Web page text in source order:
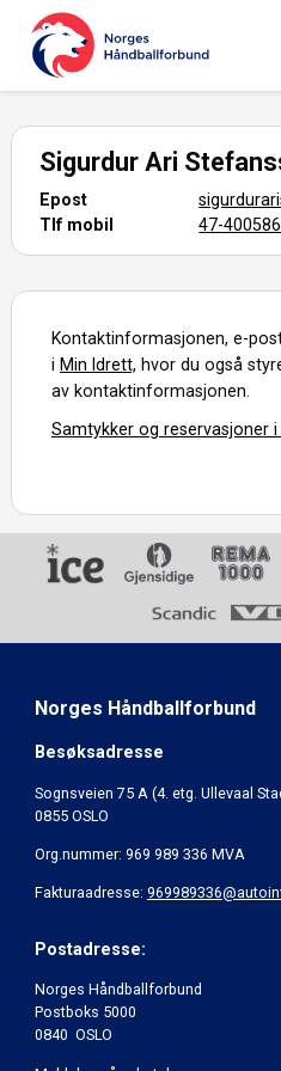
Sigurdur Ari
Epost
Tlf mobil
47-
Kontaktinformasjonen, e-
i Min Idrett, hvor du også
av kontaktinformasjonen.
Samtykker og reservasjoner
Norges Håndballforbund
Besøksadresse
Sognsveien 75 A (4. etg. Ullevaal
0855 OSLO
Org.nummer: 969 989 336 MVA
Fakturaadresse:
Postadresse:
Norges Håndballforbund
Postboks 5000
0840 OSLO